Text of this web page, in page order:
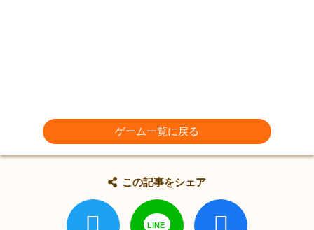
ゲーム一覧に戻る
この記事をシェア